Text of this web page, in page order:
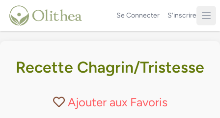
Se Connecter S'inscrire
Recette Chagrin/Tristesse
Ajouter aux Favoris